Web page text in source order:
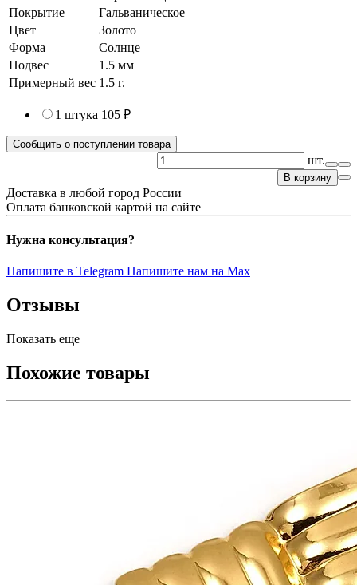
Покрытие
Гальваническое
Цвет
Золото
Форма
Солнце
Подвес
1.5 мм
Примерный вес 1.5 г.
1 штука 105 ₽
Сообщить о поступлении товара
шт.
В корзину
Доставка в любой город России
Оплата банковской картой на сайте
Нужна консультация?
Напишите в Telegram Напишите нам на Max
Отзывы
Показать еще
Похожие товары